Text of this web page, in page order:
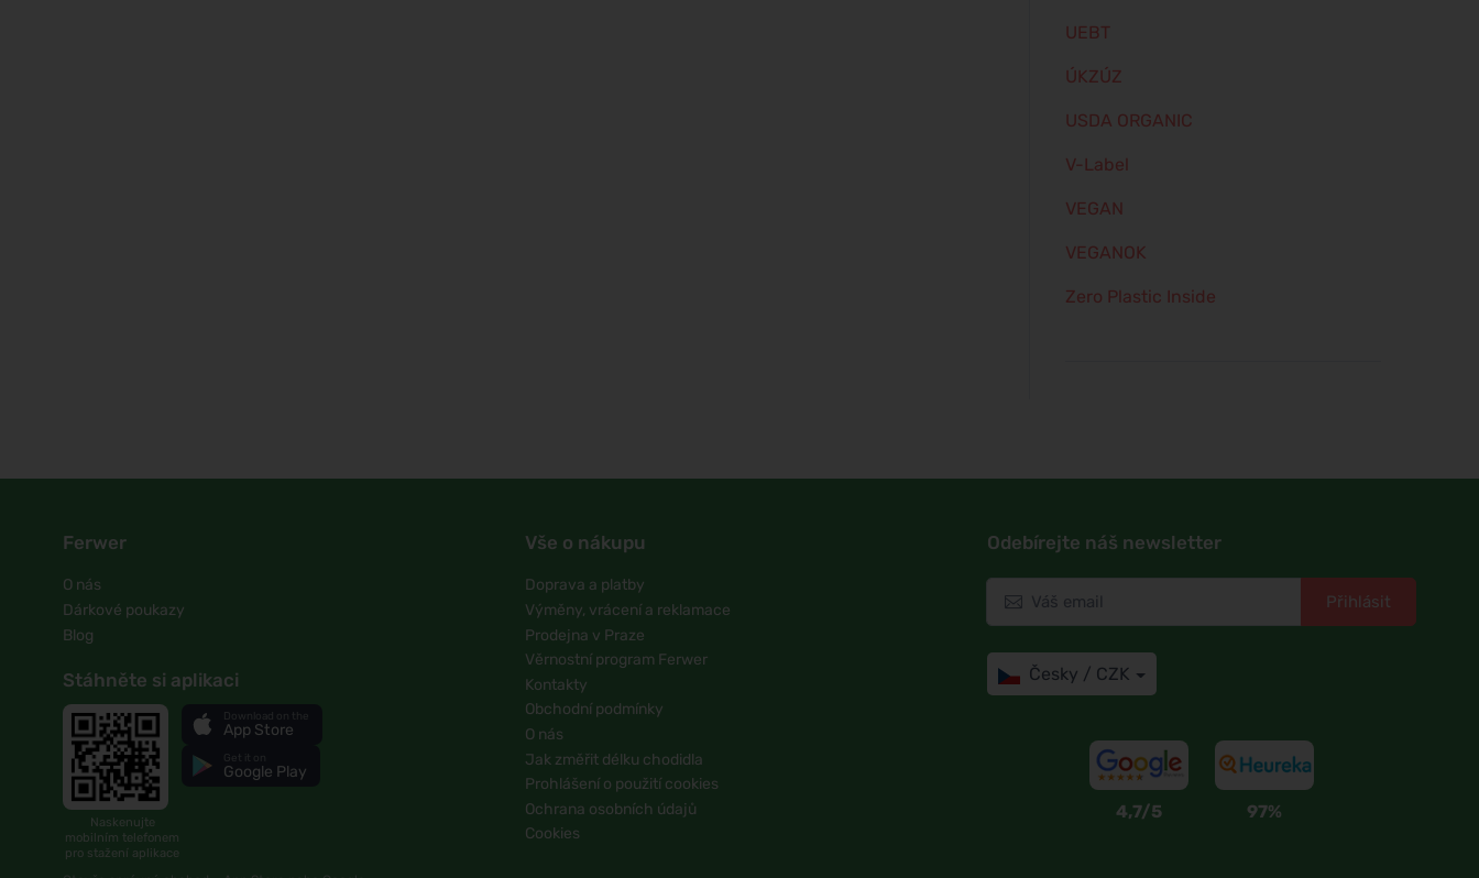
UEBT
ÚKZÚZ
USDA ORGANIC
V-Label
VEGAN
VEGANOK
Zero Plastic Inside
Ferwer
O nás
Dárkové poukazy
Blog
Stáhněte si aplikaci
Naskenujte
mobilním telefonem
pro stažení aplikace
App Store
Google Play
Vše o nákupu
Doprava a platby
Výměny, vrácení a reklamace
Prodejna v Praze
Věrnostní program Ferwer
Kontakty
Obchodní podmínky
O nás
Jak změřit délku chodidla
Prohlášení o použití cookies
Ochrana osobních údajů
Cookies
Odebírejte náš newsletter
Přihlásit
Česky / CZK
4,7/5 97%